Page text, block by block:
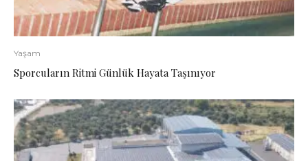
Yaşam
Sporcuların Ritmi Günlük Hayata Taşınıyor